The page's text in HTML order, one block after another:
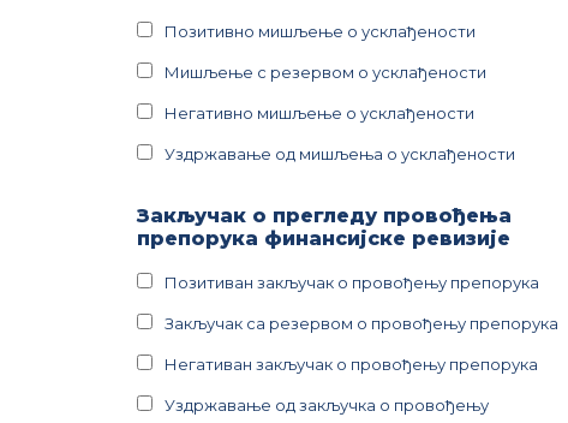
Позитивно мишљење о усклађености
Мишљење с резервом о усклађености
Негативно мишљење о усклађености
Уздржавање од мишљења о усклађености
Закључак о прегледу провођења
препорука финансијске ревизије
Позитиван закључак о провођењу препорука
Закључак са резервом о провођењу препорука
Негативан закључак о провођењу препорука
Уздржавање од закључка о провођењу